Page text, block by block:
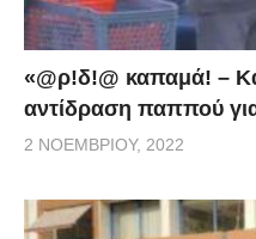
«@ρ!δ!@ καπαμά! –
αντίδραση παππού για
2 ΝΟΕΜΒΡΊΟΥ, 2022